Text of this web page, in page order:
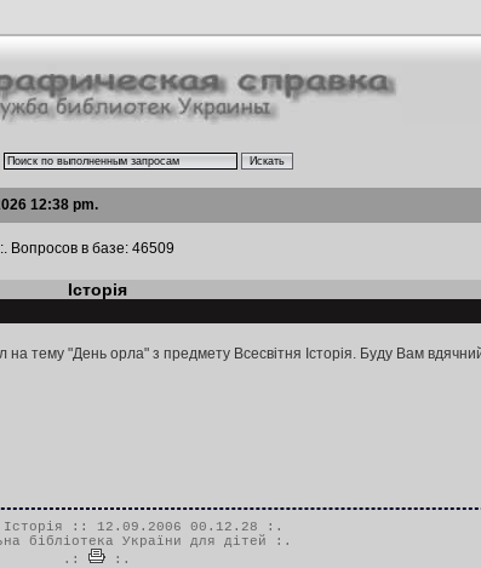
12:38 pm.
Вопросов в базе: 46509
Історія
тему "День орла" з предмету Всесвітня Історія. Буду Вам
Історія :: 12.09.2006 00.12.28 :.
бібліотека України для дітей :.
.:
:.